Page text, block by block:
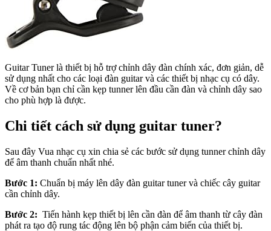
Guitar Tuner là thiết bị hỗ trợ chỉnh dây đàn chính xác, đơn giản, dễ
sử dụng nhất cho các loại đàn guitar và các thiết bị nhạc cụ có dây.
Về cơ bản bạn chỉ cần kẹp tunner lên đầu cần đàn và chỉnh dây sao
cho phù hợp là được.
Chi tiết cách sử dụng guitar tuner?
Sau đây Vua nhạc cụ xin chia sẻ các bước sử dụng tunner chỉnh dây
để âm thanh chuẩn nhất nhé.
Bước 1: Chuẩn bị máy lên dây đàn guitar tuner và chiếc cây guitar
cần chỉnh dây.
Bước 2: Tiến hành kẹp thiết bị lên cần đàn để âm thanh từ cây đàn
phát ra tạo độ rung tác động lên bộ phận cảm biến của thiết bị.